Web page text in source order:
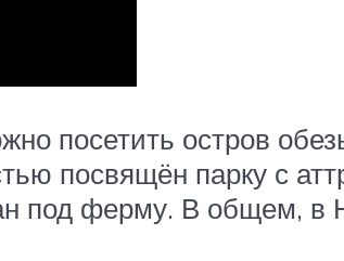
посетить остров
посвящён парку с
под ферму. В общем, в